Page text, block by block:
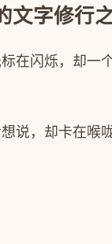
文字修行
在闪烁，却
说，却卡在喉